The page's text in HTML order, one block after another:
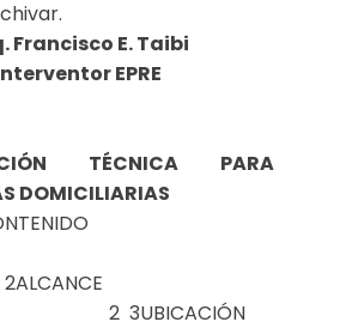
Francisco E. Taibi
EPRE
TÉCNICA PARA
DOMICILIARIAS